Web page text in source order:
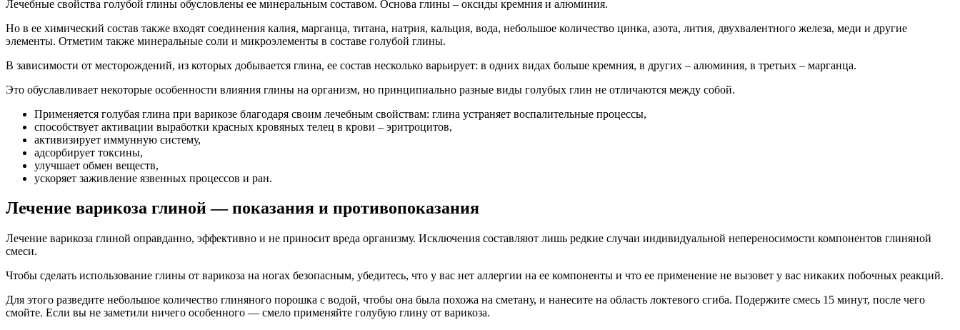
Лечебные свойства голубой глины обусловлены ее минеральным составом. Основа глины – оксиды кремния и алюминия.
Но в ее химический состав также входят соединения калия, марганца, титана, натрия, кальция, вода, небольшое количество цинка, азота, лития, двухвалентного железа, меди и другие
элементы. Отметим также минеральные соли и микроэлементы в составе голубой глины.
В зависимости от месторождений, из которых добывается глина, ее состав несколько варьирует: в одних видах больше кремния, в других – алюминия, в третьих – марганца.
Это обуславливает некоторые особенности влияния глины на организм, но принципиально разные виды голубых глин не отличаются между собой.
Применяется голубая глина при варикозе благодаря своим лечебным свойствам: глина устраняет воспалительные процессы,
способствует активации выработки красных кровяных телец в крови – эритроцитов,
активизирует иммунную систему,
адсорбирует токсины,
улучшает обмен веществ,
ускоряет заживление язвенных процессов и ран.
Лечение варикоза глиной — показания и противопоказания
Лечение варикоза глиной оправданно, эффективно и не приносит вреда организму. Исключения составляют лишь редкие случаи индивидуальной непереносимости компонентов глиняной
смеси.
Чтобы сделать использование глины от варикоза на ногах безопасным, убедитесь, что у вас нет аллергии на ее компоненты и что ее применение не вызовет у вас никаких побочных реакций.
Для этого разведите небольшое количество глиняного порошка с водой, чтобы она была похожа на сметану, и нанесите на область локтевого сгиба. Подержите смесь 15 минут, после чего
смойте. Если вы не заметили ничего особенного — смело применяйте голубую глину от варикоза.